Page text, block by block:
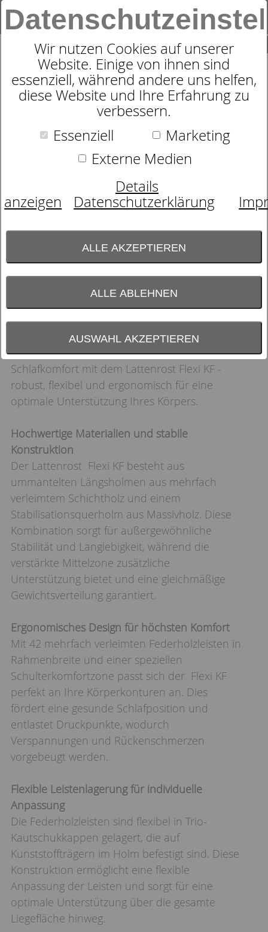
Wir nutzen Cookies auf unserer
Website. Einige von ihnen sind
essenziell, während andere uns helfen,
diese Website und Ihre Erfahrung zu
verbessern.
Essenziell
Marketing
Externe Medien
Details
anzeigen
Datenschutzerklärung
ALLE AKZEPTIEREN
ALLE ABLEHNEN
AUSWAHL AKZEPTIEREN
SUCHE
0
RAHMEN FLEXI KF - MIT
VERSTELLBAREM KOPFUND
FUSSTEIL
Erleben Sie individuell anpassbaren
Schlafkomfort mit dem Lattenrost Flexi KF -
robust, flexibel und ergonomisch für eine
optimale Unterstützung Ihres Körpers.
Hochwertige Materialien und stabile
Konstruktion
Der Lattenrost Flexi KF besteht aus
ummantelten Längsholmen aus mehrfach
verleimtem Schichtholz und einem
Stabilisationsquerholm aus Massivholz. Diese
Kombination sorgt für außergewöhnliche
Stabilität und Langlebigkeit, während die
verstärkte Mittelzone zusätzliche
Unterstützung bietet und eine gleichmäßige
Gewichtsverteilung garantiert.
Ergonomisches Design für höchsten Komfort
Mit 42 mehrfach verleimten Federholzleisten in
Rahmenbreite und einer speziellen
Schulterkomfortzone passt sich der Flexi KF
perfekt an Ihre Körperkonturen an. Dies
fördert eine gesunde Schlafposition und
entlastet Druckpunkte, wodurch
Verspannungen und Rückenschmerzen
vorgebeugt werden.
Flexible Leistenlagerung für individuelle
Anpassung
Die Federholzleisten sind flexibel in Trio-
Kautschukkappen gelagert, die auf
Kunststoffträgern im Holm befestigt sind. Diese
Konstruktion ermöglicht eine flexible
Anpassung der Leisten und sorgt für eine
optimale Unterstützung über die gesamte
Liegefläche hinweg.